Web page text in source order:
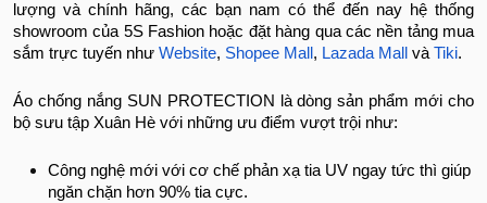
lượng và chính hãng, các bạn nam có thể đến nay hệ thống
showroom của 5S Fashion hoặc đặt hàng qua các nền tảng mua
sắm trực tuyến như Website, Shopee Mall , Lazada Mall và Tiki.
Áo chống nắng SUN PROTECTION là dòng sản phẩm mới cho
bộ sưu tập Xuân Hè với những ưu điểm vượt trội như:
Công nghệ mới với cơ chế phản xạ tia UV ngay tức thì giúp
ngăn chặn hơn 90% tia cực.